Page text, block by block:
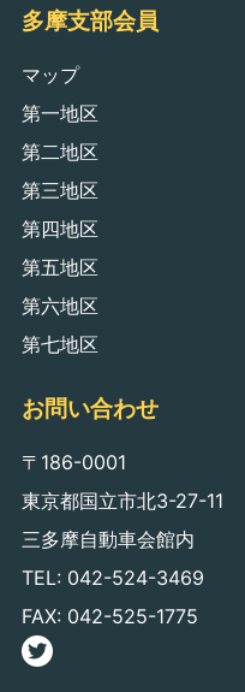
多摩支部会員
マップ
第一地区
第二地区
第三地区
第四地区
第五地区
第六地区
第七地区
お問い合わせ
〒186-0001
東京都国立市北3-27-11
三多摩自動車会館内
TEL: 042-524-3469
FAX: 042-525-1775